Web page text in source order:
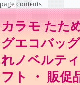
page contents
カラモ たた
グエコバッ
れノベルテ
フト ・ 販促